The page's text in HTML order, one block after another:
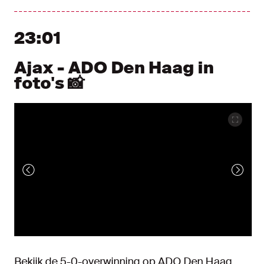
23:01
Ajax - ADO Den Haag in
foto's 📸